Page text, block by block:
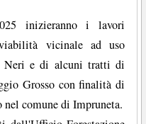
inizieranno i lavori
vicinale ad uso
Neri e di alcuni tratti di
Grosso con finalità di
nel comune di Impruneta.